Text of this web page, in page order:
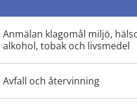
Anmälan klagomål miljö,
alkohol, tobak och livsmedel
Avfall och återvinning